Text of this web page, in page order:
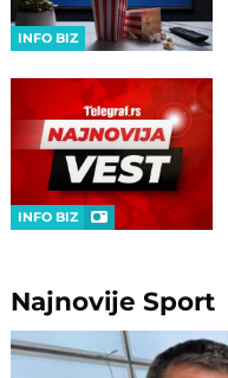
INFO BIZ
INFO BIZ
NajnovijeSport